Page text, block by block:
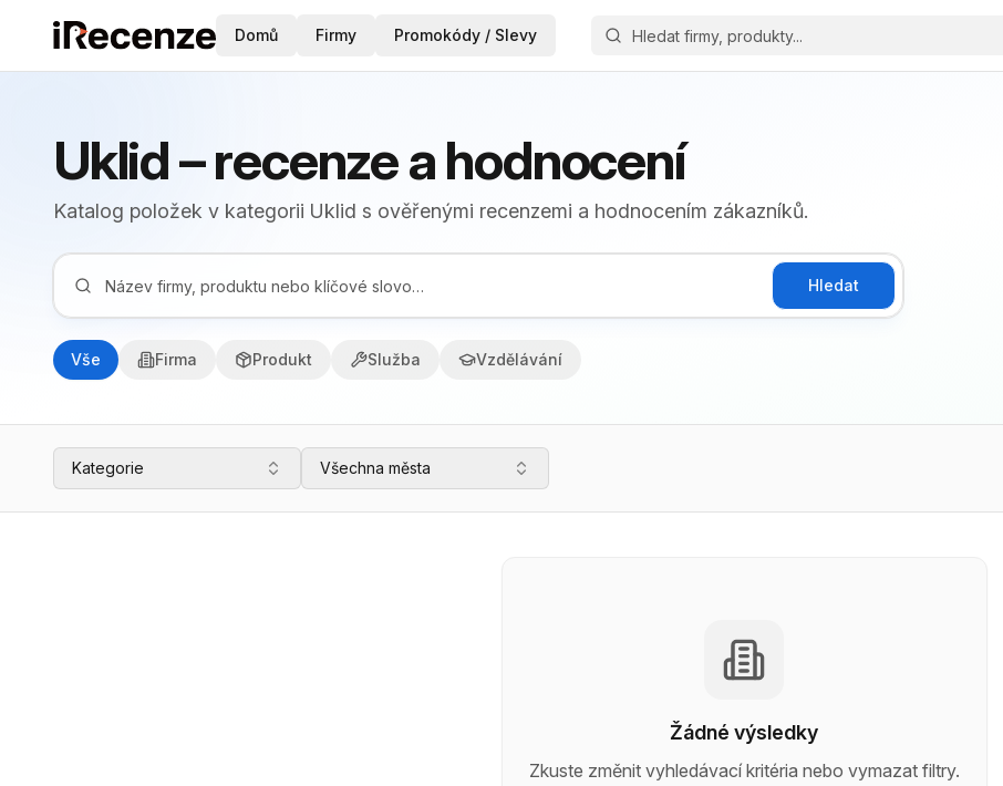
Domů Firmy Promokódy / Slevy
Uklid – recenze a hodnocení
Katalog položek v kategorii Uklid s ověřenými recenzemi a hodnocením zákazníků.
Hledat
Vše Firma Produkt Služba Vzdělávání
Kategorie Všechna města
Žádné výsledky
Zkuste změnit vyhledávací kritéria nebo vymazat filtry.